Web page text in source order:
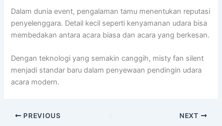
Dalam dunia event, pengalaman tamu menentukan reputasi
penyelenggara. Detail kecil seperti kenyamanan udara bisa
membedakan antara acara biasa dan acara yang berkesan.
Dengan teknologi yang semakin canggih, misty fan silent
menjadi standar baru dalam penyewaan pendingin udara
acara modern.
PREVIOUS NEXT